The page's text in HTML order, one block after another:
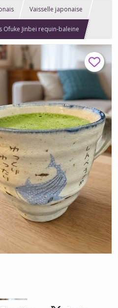
Vaisselle japonaise
Ofuke Jinbei requin-baleine